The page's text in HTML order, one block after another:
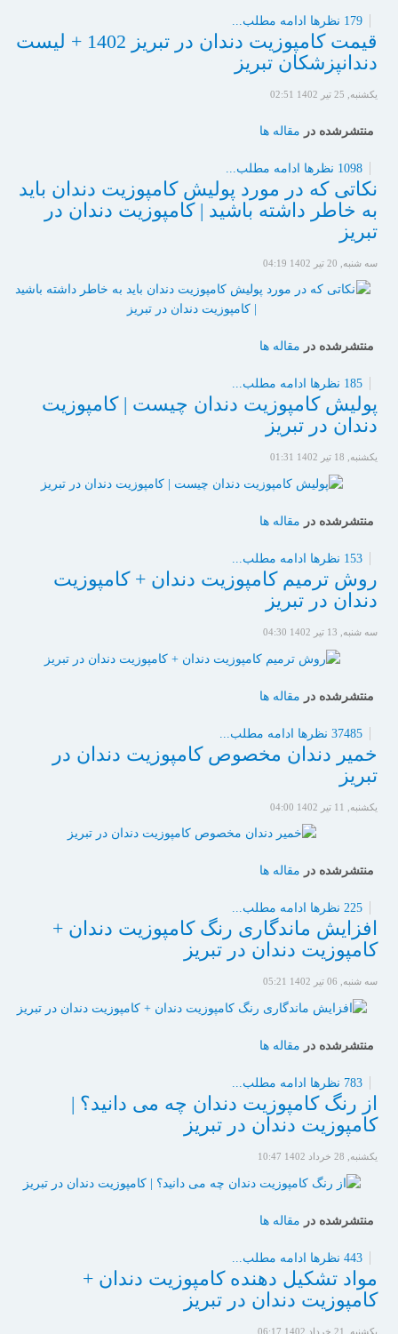
179 نظرها ادامه مطلب...
قیمت کامپوزیت دندان در تبریز 1402 + لیست
دندانپزشکان تبریز
یکشنبه, 25 تیر 1402 02:51
منتشرشده در مقاله ها
1098 نظرها ادامه مطلب...
نکاتی که در مورد پولیش کامپوزیت دندان باید
به خاطر داشته باشید | کامپوزیت دندان در
تبریز
سه شنبه, 20 تیر 1402 04:19
منتشرشده در مقاله ها
185 نظرها ادامه مطلب...
پولیش کامپوزیت دندان چیست | کامپوزیت
دندان در تبریز
یکشنبه, 18 تیر 1402 01:31
منتشرشده در مقاله ها
153 نظرها ادامه مطلب...
روش ترمیم کامپوزیت دندان + کامپوزیت
دندان در تبریز
سه شنبه, 13 تیر 1402 04:30
منتشرشده در مقاله ها
37485 نظرها ادامه مطلب...
خمیر دندان مخصوص کامپوزیت دندان در
تبریز
یکشنبه, 11 تیر 1402 04:00
منتشرشده در مقاله ها
225 نظرها ادامه مطلب...
افزایش ماندگاری رنگ کامپوزیت دندان +
کامپوزیت دندان در تبریز
سه شنبه, 06 تیر 1402 05:21
منتشرشده در مقاله ها
783 نظرها ادامه مطلب...
از رنگ کامپوزیت دندان چه می دانید؟ |
کامپوزیت دندان در تبریز
یکشنبه, 28 خرداد 1402 10:47
منتشرشده در مقاله ها
443 نظرها ادامه مطلب...
مواد تشکیل دهنده کامپوزیت دندان +
کامپوزیت دندان در تبریز
یکشنبه, 21 خرداد 1402 06:17